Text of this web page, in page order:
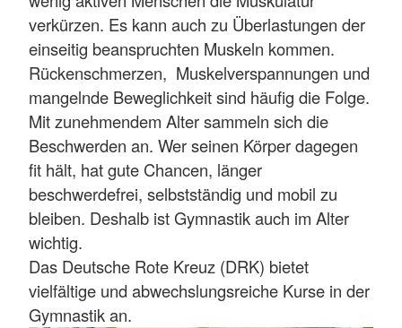
verkürzen. Es kann auch zu Überlastungen der
einseitig beanspruchten Muskeln kommen.
Rückenschmerzen, Muskelverspannungen und
mangelnde Beweglichkeit sind häufig die Folge.
Mit zunehmendem Alter sammeln sich die
Beschwerden an. Wer seinen Körper dagegen
fit hält, hat gute Chancen, länger
beschwerdefrei, selbstständig und mobil zu
bleiben. Deshalb ist Gymnastik auch im Alter
wichtig.
Das Deutsche Rote Kreuz (DRK) bietet
vielfältige und abwechslungsreiche Kurse in der
Gymnastik an.